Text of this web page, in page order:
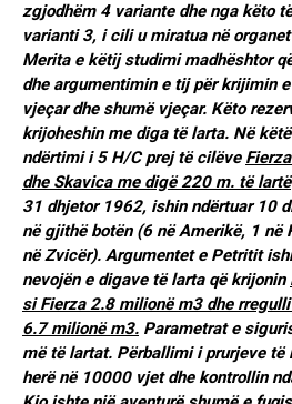
zgjodhëm 4 variante dhe nga këto
varianti 3, i cili u miratua në
Merita e këtij studimi madhështor
dhe argumentimin e tij për krijimin
vjeçar dhe shumë vjeçar. Këto
krijoheshin me diga të larta. Në
ndërtimi i 5 H/C prej të cilëve
dhe Skavica me digë 220 m. të lartë
31 dhjetor 1962, ishin ndërtuar 10
në gjithë botën (6 në Amerikë, 1 në
në Zvicër). Argumentet e Petritit
nevojën e digave të larta që krijonin
si Fierza 2.8 milionë m3 dhe
6.7 milionë m3. Parametrat e
më të lartat. Përballimi i prurjeve
herë në 10000 vjet dhe kontrollin